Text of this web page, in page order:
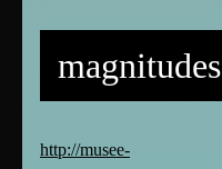
magnitudes
http://musee-